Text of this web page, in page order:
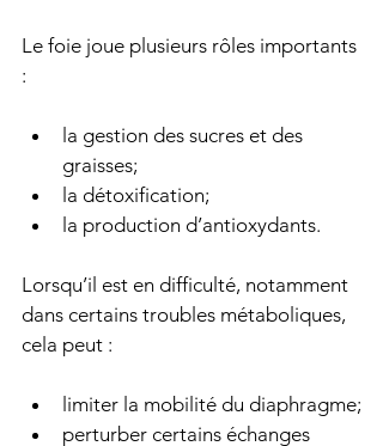
Le foie joue plusieurs rôles importants
:
la gestion des sucres et des
graisses;
la détoxification;
la production d’antioxydants.
Lorsqu’il est en difficulté, notamment
dans certains troubles métaboliques,
cela peut :
limiter la mobilité du diaphragme;
perturber certains échanges